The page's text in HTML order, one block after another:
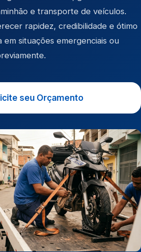
e transporte de veículos.
rapidez, credibilidade e ótimo
situações emergenciais ou
seu Orçamento